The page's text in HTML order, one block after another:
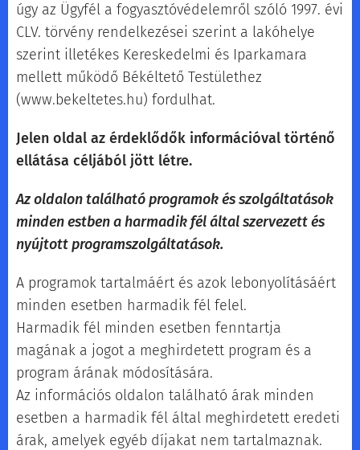
úgy az Ügyfél a fogyasztóvédelemről szóló 1997. évi
CLV. törvény rendelkezései szerint a lakóhelye
szerint illetékes Kereskedelmi és Iparkamara
mellett működő Békéltető Testülethez
(www.bekeltetes.hu) fordulhat.
Jelen oldal az érdeklődők információval történő
ellátása céljából jött létre.
Az oldalon található programok és szolgáltatások
minden estben a harmadik fél által szervezett és
nyújtott programszolgáltatások.
A programok tartalmáért és azok lebonyolításáért
minden esetben harmadik fél felel.
Harmadik fél minden esetben fenntartja
magának a jogot a meghirdetett program és a
program árának módosítására.
Az információs oldalon található árak minden
esetben a harmadik fél által meghirdetett eredeti
árak, amelyek egyéb díjakat nem tartalmaznak.